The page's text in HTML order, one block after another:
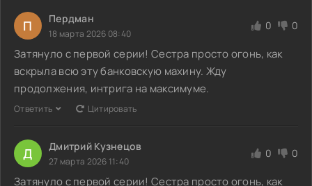
П Пердман
18 марта 2026 08:40
0 0
Затянуло с первой серии! Сестра просто огонь, как
вскрыла всю эту банковскую махину. Жду
продолжения, интрига на максимуме.
Ответить Цитировать
Д Дмитрий Кузнецов
27 марта 2026 11:40
0 0
Затянуло с первой серии! Сестра просто огонь, как